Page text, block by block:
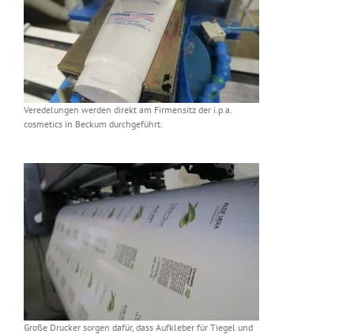
Veredelungen werden direkt am Firmensitz der i.p.a.
cosmetics in Beckum durchgeführt.
Große Drucker sorgen dafür, dass Aufkleber für Tiegel und